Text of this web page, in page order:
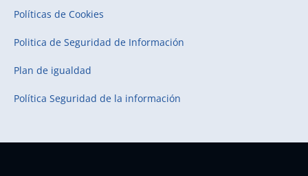
Políticas de Cookies
Politica de Seguridad de Información
Plan de igualdad
Política Seguridad de la información